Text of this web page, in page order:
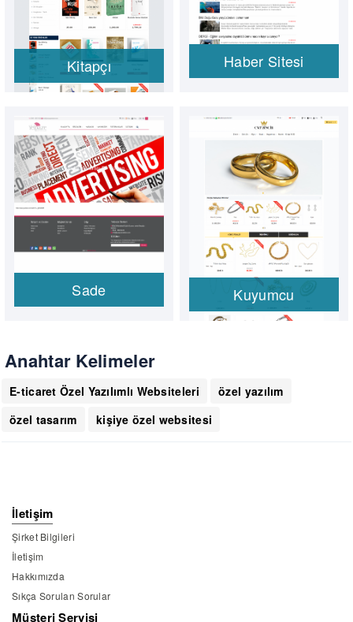
Kitapçı Haber Sitesi
Sade Kuyumcu
Anahtar Kelimeler
E-ticaret Özel Yazılımlı Websiteleri
özel yazılım
özel tasarım
kişiye özel websitesi
İletişim
Şirket Bilgileri
İletişim
Hakkımızda
Sıkça Sorulan Sorular
Müşteri Servisi